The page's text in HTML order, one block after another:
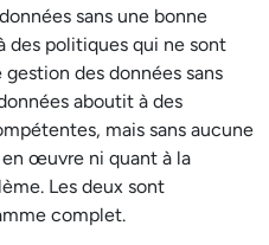
sans une bonne
des politiques qui ne sont
des données sans
aboutit à des
mais sans aucune
œuvre ni quant à la
Les deux sont
complet.